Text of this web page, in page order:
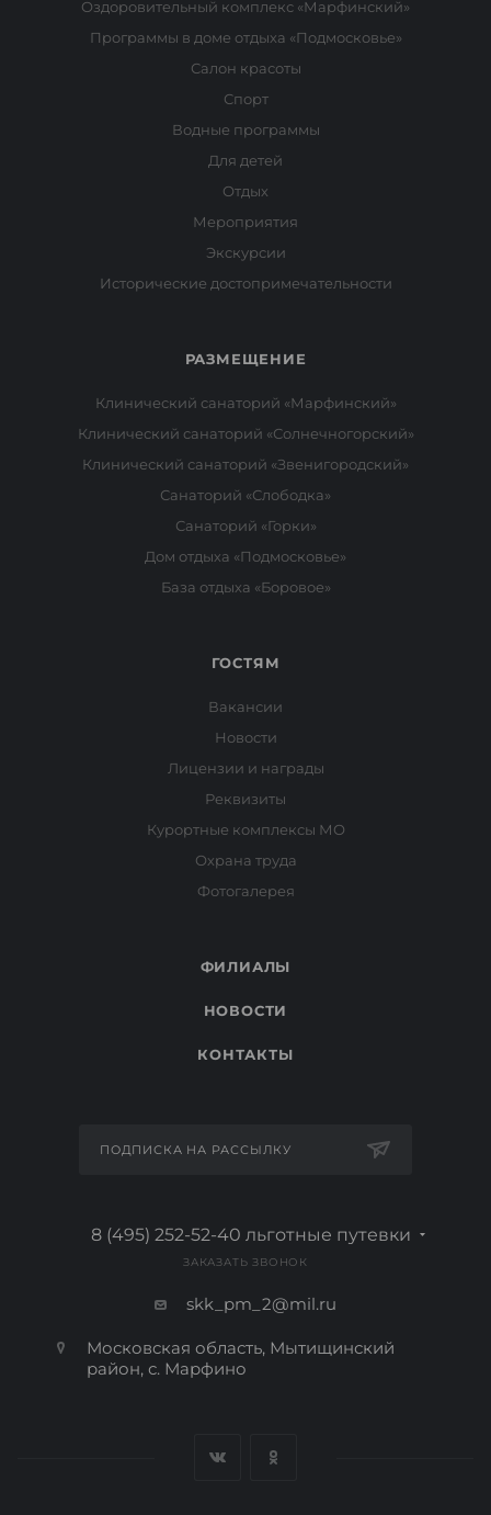
Оздоровительный комплекс «Марфинский»
Программы в доме отдыха «Подмосковье»
Салон красоты
Спорт
Водные программы
Для детей
Отдых
Мероприятия
Экскурсии
Исторические достопримечательности
РАЗМЕЩЕНИЕ
Клинический санаторий «Марфинский»
Клинический санаторий «Солнечногорский»
Клинический санаторий «Звенигородский»
Санаторий «Слободка»
Санаторий «Горки»
Дом отдыха «Подмосковье»
База отдыха «Боровое»
ГОСТЯМ
Вакансии
Новости
Лицензии и награды
Реквизиты
Курортные комплексы МО
Охрана труда
Фотогалерея
ФИЛИАЛЫ
НОВОСТИ
КОНТАКТЫ
ПОДПИСКА НА РАССЫЛКУ
8 (495) 252-52-40 льготные путевки
ЗАКАЗАТЬ ЗВОНОК
skk_pm_2@mil.ru
Московская область, Мытищинский
район, с. Марфино